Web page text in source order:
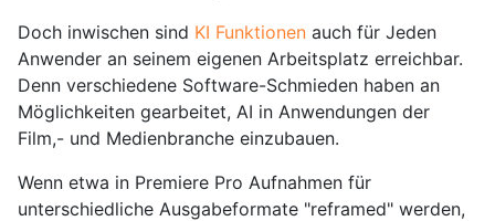
Doch inwischen sind KI Funktionen auch für Jeden
Anwender an seinem eigenen Arbeitsplatz erreichbar.
Denn verschiedene Software-Schmieden haben an
Möglichkeiten gearbeitet, AI in Anwendungen der
Film,- und Medienbranche einzubauen.
Wenn etwa in Premiere Pro Aufnahmen für
unterschiedliche Ausgabeformate "reframed" werden,